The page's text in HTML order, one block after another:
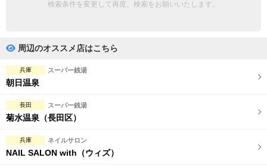
ペアルームあり
フットバスあり
日本人スタッフのみ
スタッフ指名可
検索条件を変更して再度、検索をお願いいたします。
周辺のオススメ店はこちら
兵庫 スーパー銭湯
朝日温泉
長田 スーパー銭湯
菊水温泉（長田区）
兵庫 ネイルサロン
NAIL SALON with（ウィズ）